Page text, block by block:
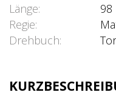
Länge
98
Regie
Drehbuch